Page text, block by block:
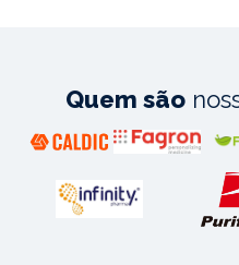
Quem são